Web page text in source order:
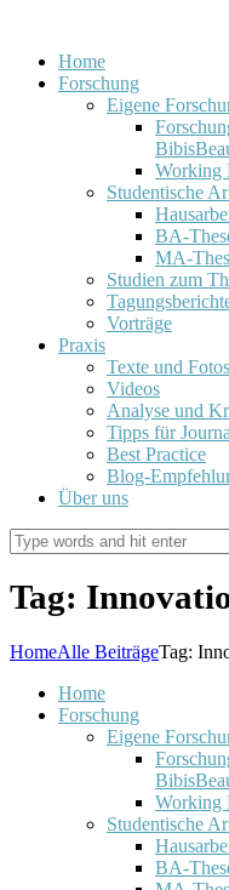
Home
Forschung
Eigene
Working
Studentische
BA-
MA-
Studien zum
Vorträge
Praxis
Texte und Fotos
Videos
Analyse und
Tipps für
Best Practice
Blog-
Über uns
Tag:
HomeAlle BeiträgeTag:
Home
Forschung
Eigene
Working
Studentische
BA-